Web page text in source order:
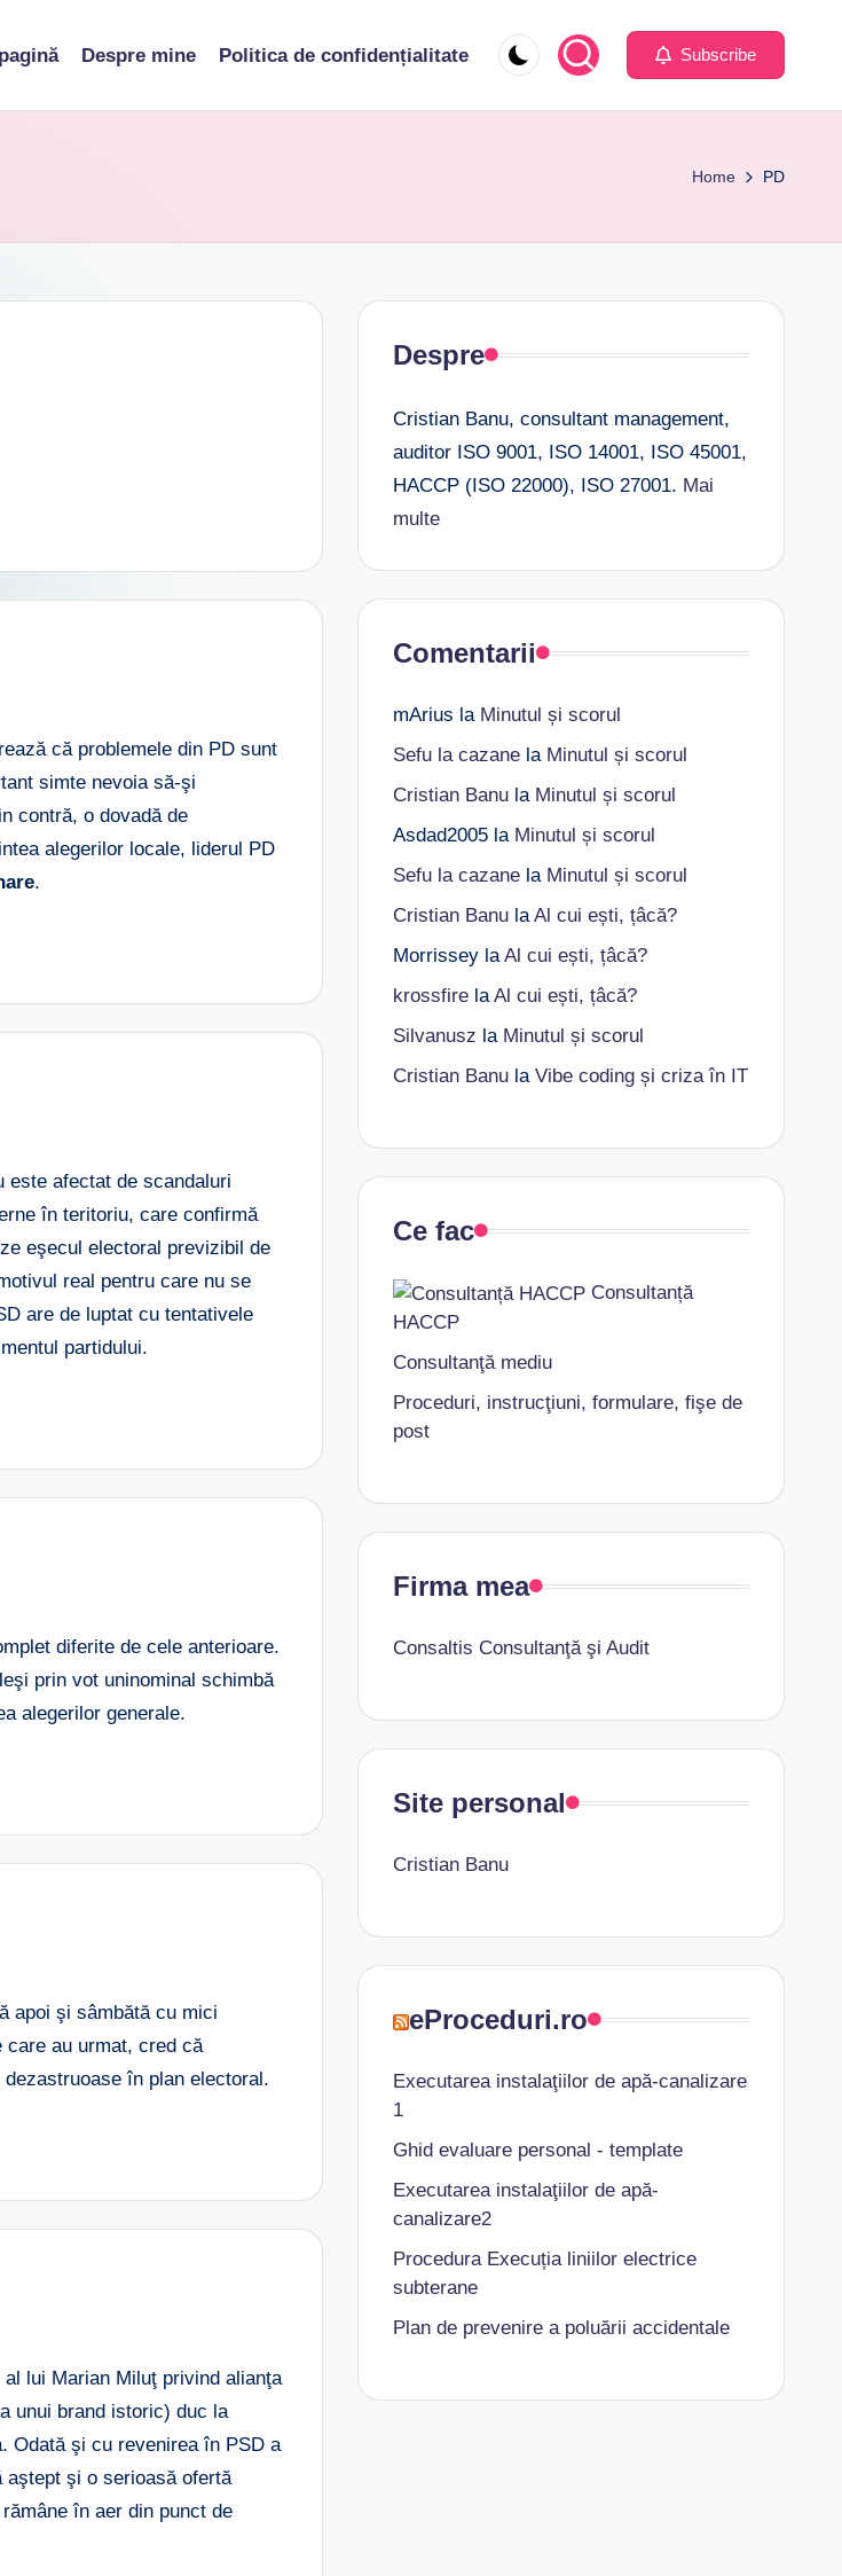
Despre mine Politica de confidențialitate Subscribe
Home PD
că problemele din PD sunt
simte nevoia să-şi
contră, o dovadă de
alegerilor locale, liderul PD
.
este afectat de scandaluri
în teritoriu, care confirmă
eşecul electoral previzibil de
real pentru care nu se
are de luptat cu tentativele
partidului.
diferite de cele anterioare.
prin vot uninominal schimbă
alegerilor generale.
apoi şi sâmbătă cu mici
care au urmat, cred că
în plan electoral.
lui Marian Miluţ privind alianţa
unui brand istoric) duc la
Odată şi cu revenirea în PSD a
aştept şi o serioasă ofertă
în aer din punct de
Despre
Cristian Banu, consultant management,
auditor ISO 9001, ISO 14001, ISO 45001,
HACCP (ISO 22000), ISO 27001. Mai
multe
Comentarii
mArius la Minutul și scorul
Sefu la cazanela Minutul și scorul
Cristian Banula Minutul și scorul
Asdad2005la Minutul și scorul
Sefu la cazanela Minutul și scorul
Cristian BanulaAl cui ești, țâcă?
MorrisseylaAl cui ești, țâcă?
krossfirelaAl cui ești, țâcă?
Silvanusz la Minutul și scorul
Cristian Banula Vibe coding și criza în IT
Ce fac
Consultanță
HACCP
Consultanţă mediu
Proceduri, instrucţiuni, formulare, fişe de
post
Firma mea
Consaltis Consultanţă şi Audit
Site personal
Cristian Banu
eProceduri.ro
Executarea instalaţiilor de apă-canalizare
1
Ghid evaluare personal - template
Executarea instalaţiilor de apă-
canalizare2
Procedura Execuția liniilor electrice
subterane
Plan de prevenire a poluării accidentale